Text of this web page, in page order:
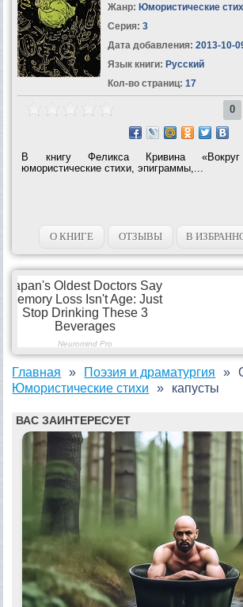
Жанр: Юмористические
Серия: 3
Дата добавления: 2013-10-
Язык книги: Русский
Кол-во страниц: 17
0
В книгу Феликса Кривина
юмористические стихи, эпиграммы,...
О КНИГЕ ОТЗЫВЫ В
Главная
Поэзия и драматургия
Юмористические стихи
капусты